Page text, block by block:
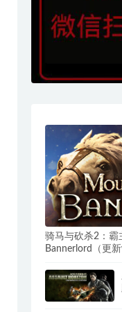
骑马与砍杀2：
Bannerlord（更新